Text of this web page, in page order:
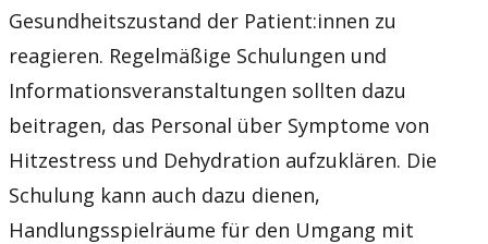
Gesundheitszustand der Patient:innen zu
reagieren. Regelmäßige Schulungen und
Informationsveranstaltungen sollten dazu
beitragen, das Personal über Symptome von
Hitzestress und Dehydration aufzuklären. Die
Schulung kann auch dazu dienen,
Handlungsspielräume für den Umgang mit